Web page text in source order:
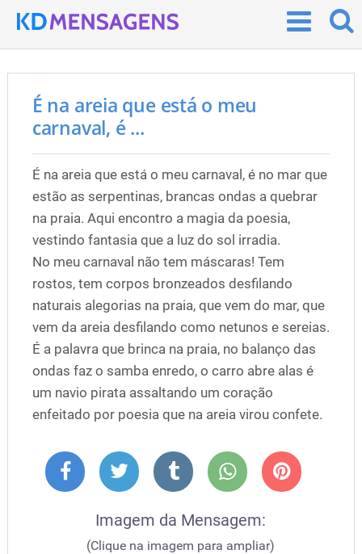
É na areia que está o meu
carnaval, é ...
É na areia que está o meu carnaval, é no mar que
estão as serpentinas, brancas ondas a quebrar
na praia. Aqui encontro a magia da poesia,
vestindo fantasia que a luz do sol irradia.
No meu carnaval não tem máscaras! Tem
rostos, tem corpos bronzeados desfilando
naturais alegorias na praia, que vem do mar, que
vem da areia desfilando como netunos e sereias.
É a palavra que brinca na praia, no balanço das
ondas faz o samba enredo, o carro abre alas é
um navio pirata assaltando um coração
enfeitado por poesia que na areia virou confete.
Imagem da Mensagem:
(Clique na imagem para ampliar)